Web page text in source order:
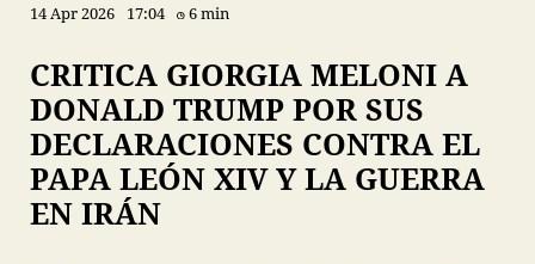
14 Apr 2026 17:04 6 min
CRITICA GIORGIA MELONI A
DONALD TRUMP POR SUS
DECLARACIONES CONTRA EL
PAPA LEÓN XIV Y LA GUERRA
EN IRÁN